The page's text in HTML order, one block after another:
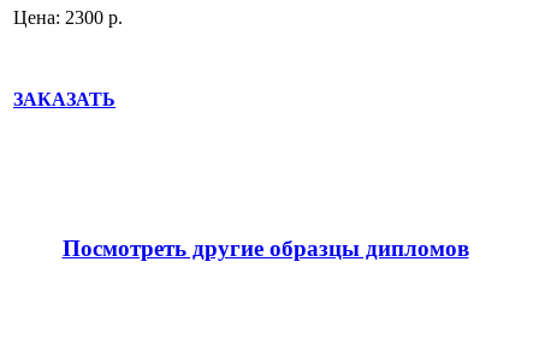
Цена: 2300 р.
ЗАКАЗАТЬ
Посмотреть другие образцы дипломов